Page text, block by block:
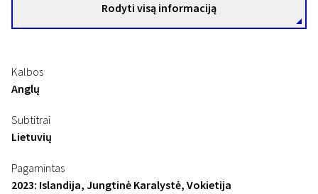
Rodyti visą informaciją
Kalbos
Anglų
Subtitrai
Lietuvių
Pagamintas
2023: Islandija, Jungtinė Karalystė, Vokietija